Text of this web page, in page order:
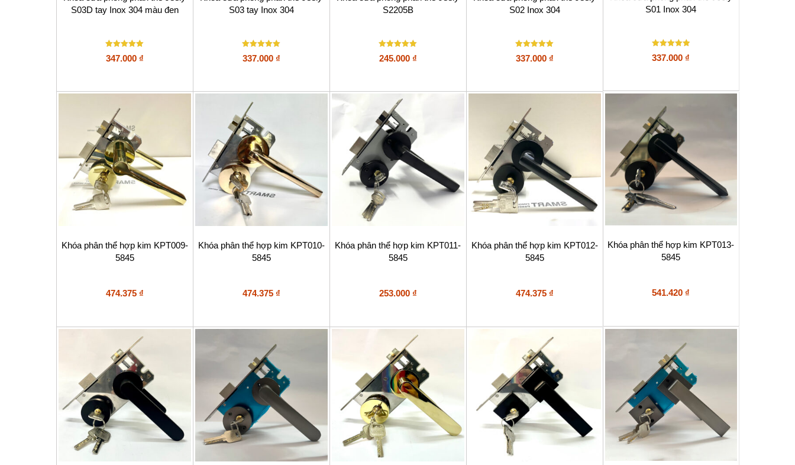
S03D tay Inox 304 màu đen
Được xếp
hạng
347.000 ₫
S03 tay Inox 304
Được xếp
hạng
337.000 ₫
S2205B
Được xếp
hạng
245.000 ₫
S02 Inox 304
Được xếp
hạng
337.000 ₫
S01 Inox 304
Được xếp
hạng
337.000 ₫
Khóa phân thể hợp kim KPT009-
5845
474.375 ₫
Khóa phân thể hợp kim KPT010-
5845
474.375 ₫
Khóa phân thể hợp kim KPT011-
5845
253.000 ₫
Khóa phân thể hợp kim KPT012-
5845
474.375 ₫
Khóa phân thể hợp kim KPT013-
5845
541.420 ₫